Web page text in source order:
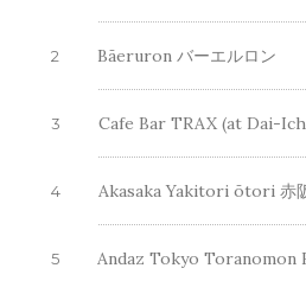
Bāeruron バーエルロン
Cafe Bar TRAX (at Dai-
Akasaka Yakitori ōtori 赤
Andaz Tokyo